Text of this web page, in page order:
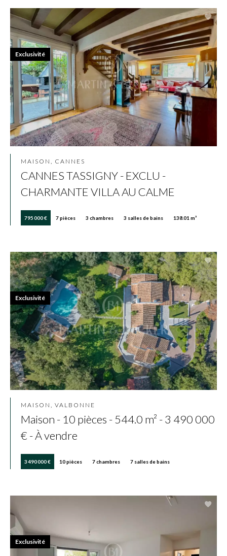
MAISON, CANNES
CANNES TASSIGNY - EXCLU -
CHARMANTE VILLA AU CALME
795 000 € 7 pièces 3 chambres 3 salles de bains 138.01 m²
Exclusivité
MAISON, VALBONNE
Maison - 10 pièces - 544.0 m² - 3 490 000
€ - À vendre
3 490 000 € 10 pièces 7 chambres 7 salles de bains
Exclusivité
Exclusivité